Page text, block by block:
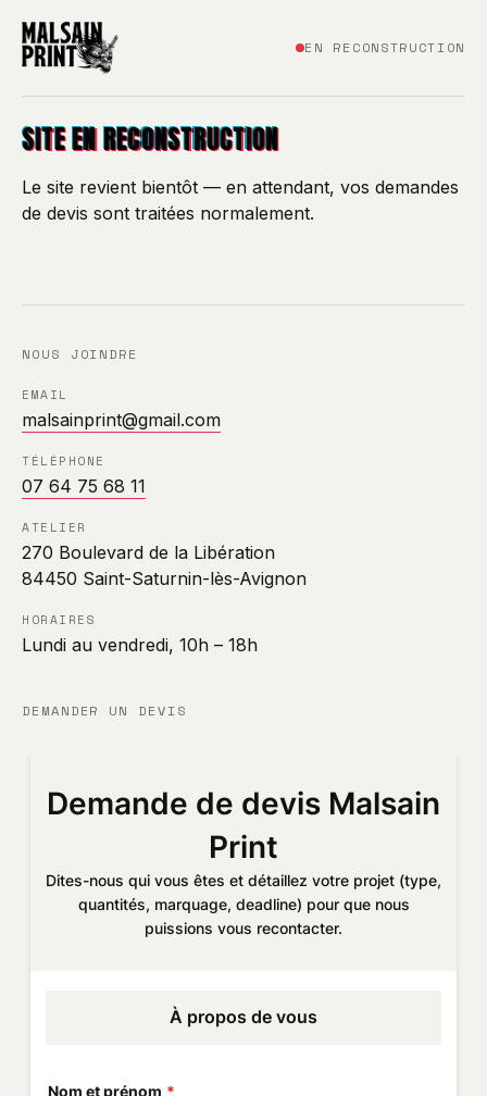
EN RECONSTRUCTION
SITE EN RECONSTRUCTION
Le site revient bientôt — en attendant, vos demandes
de devis sont traitées normalement.
NOUS JOINDRE
EMAIL
malsainprint@gmail.com
TÉLÉPHONE
07 64 75 68 11
ATELIER
270 Boulevard de la Libération
84450 Saint-Saturnin-lès-Avignon
HORAIRES
Lundi au vendredi, 10h – 18h
DEMANDER UN DEVIS